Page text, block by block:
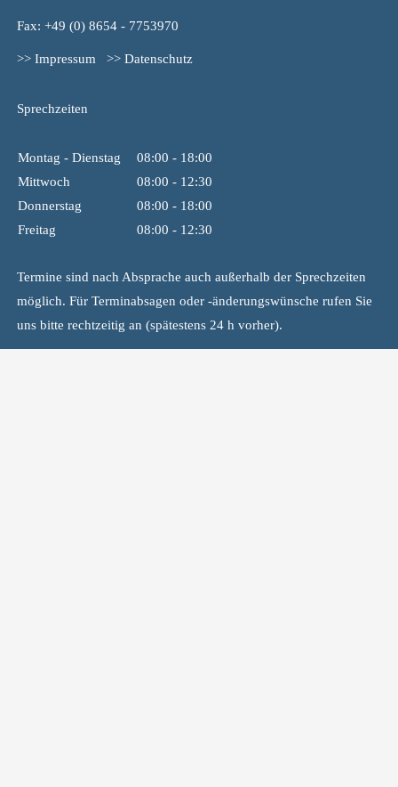
Fax: +49 (0) 8654 - 7753970
>> Impressum >> Datenschutz
Sprechzeiten
Montag - Dienstag
Mittwoch
Donnerstag
Freitag
08:00 - 18:00
08:00 - 12:30
08:00 - 18:00
08:00 - 12:30
Termine sind nach Absprache auch außerhalb der Sprechzeiten
möglich. Für Terminabsagen oder -änderungswünsche rufen Sie
uns bitte rechtzeitig an (spätestens 24 h vorher).